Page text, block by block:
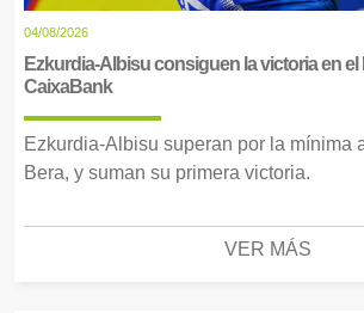
04/08/2026
Ezkurdia-Albisu consiguen la victoria en el
CaixaBank
Ezkurdia-Albisu superan por la mínima
Bera, y suman su primera victoria.
VER MÁS